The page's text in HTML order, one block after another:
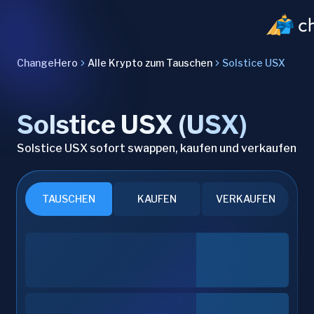
ChangeHero Alle Krypto zum Tauschen Solstice USX
Solstice USX (USX)
Solstice USX sofort swappen, kaufen und verkaufen
TAUSCHEN KAUFEN VERKAUFEN